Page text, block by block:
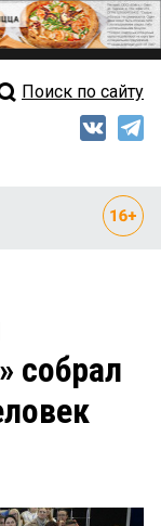
выпуск
Поиск по сайту
собрал